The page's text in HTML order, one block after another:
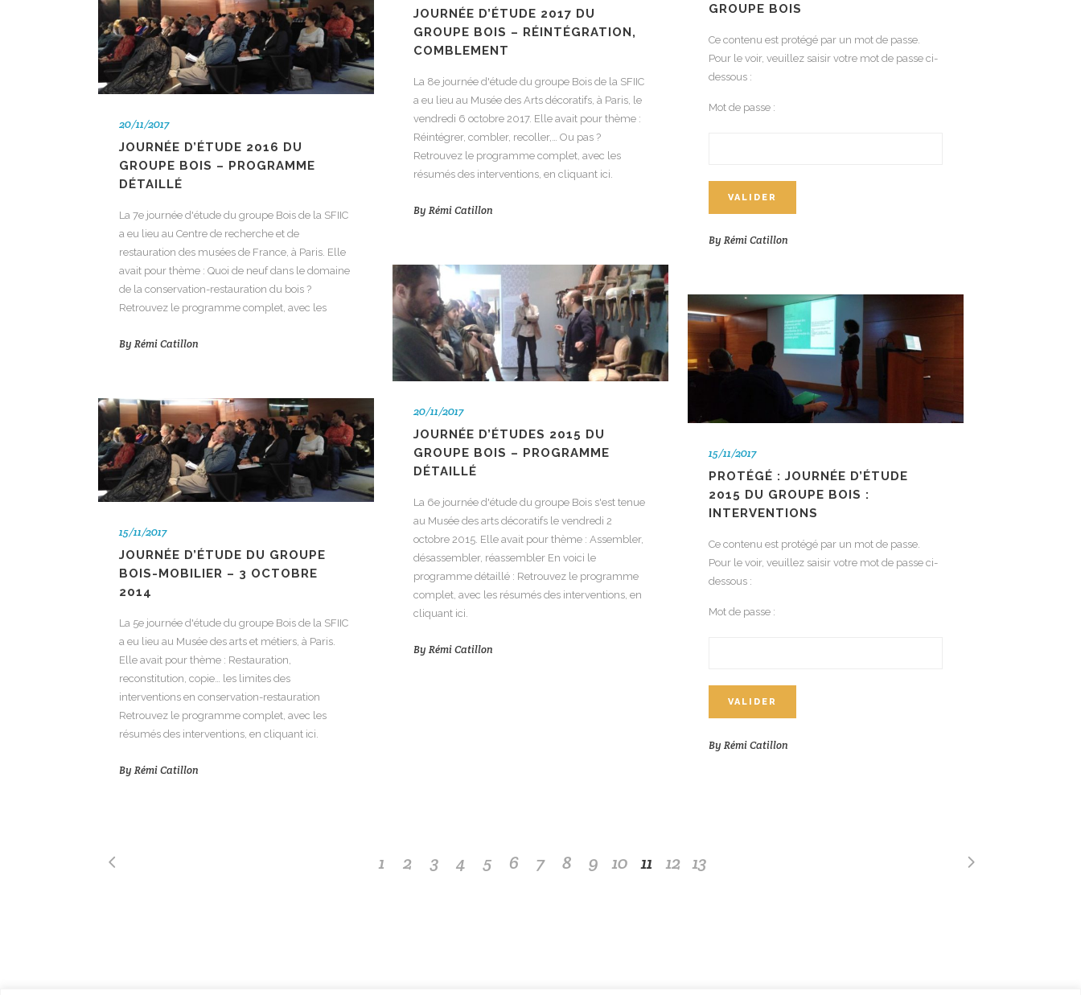
GROUPE BOIS
Ce contenu est protégé par un mot de passe.
Pour le voir, veuillez saisir votre mot de passe ci-
dessous :
Mot de passe :
By Rémi Catillon
JOURNÉE D’ÉTUDE 2017 DU
GROUPE BOIS – RÉINTÉGRATION,
COMBLEMENT
La 8e journée d'étude du groupe Bois de la SFIIC
a eu lieu au Musée des Arts décoratifs, à Paris, le
vendredi 6 octobre 2017. Elle avait pour thème :
Réintégrer, combler, recoller,… Ou pas ?
Retrouvez le programme complet, avec les
résumés des interventions, en cliquant ici.
By Rémi Catillon
20/11/2017
JOURNÉE D’ÉTUDE 2016 DU
GROUPE BOIS – PROGRAMME
DÉTAILLÉ
La 7e journée d'étude du groupe Bois de la SFIIC
a eu lieu au Centre de recherche et de
restauration des musées de France, à Paris. Elle
avait pour thème : Quoi de neuf dans le domaine
de la conservation-restauration du bois ?
Retrouvez le programme complet, avec les
By Rémi Catillon
20/11/2017
JOURNÉE D’ÉTUDES 2015 DU
GROUPE BOIS – PROGRAMME
DÉTAILLÉ
La 6e journée d'étude du groupe Bois s'est tenue
au Musée des arts décoratifs le vendredi 2
octobre 2015. Elle avait pour thème : Assembler,
désassembler, réassembler En voici le
programme détaillé : Retrouvez le programme
complet, avec les résumés des interventions, en
cliquant ici.
By Rémi Catillon
15/11/2017
PROTÉGÉ : JOURNÉE D’ÉTUDE
2015 DU GROUPE BOIS :
INTERVENTIONS
Ce contenu est protégé par un mot de passe.
Pour le voir, veuillez saisir votre mot de passe ci-
dessous :
Mot de passe :
By Rémi Catillon
15/11/2017
JOURNÉE D’ÉTUDE DU GROUPE
BOIS-MOBILIER – 3 OCTOBRE
2014
La 5e journée d'étude du groupe Bois de la SFIIC
a eu lieu au Musée des arts et métiers, à Paris.
Elle avait pour thème : Restauration,
reconstitution, copie… les limites des
interventions en conservation-restauration
Retrouvez le programme complet, avec les
résumés des interventions, en cliquant ici.
By Rémi Catillon
1 2 3 4 5 6 7 8 9 10 11 12 13